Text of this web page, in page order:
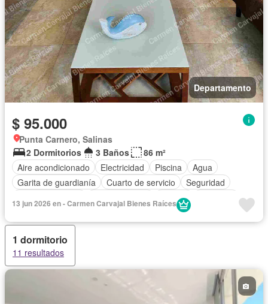
Departamento
$ 95.000
Punta Carnero, Salinas
2 Dormitorios
3 Baños
86 m²
Aire acondicionado
Electricidad Piscina
Agua
Garita de guardianía
Cuarto de servicio
Seguridad
Jacuzzi
Estacionamiento
Vista panorámica
Jardín
Armario empotrado
Completamente amoblado
13 jun 2026 en - Carmen Carvajal Bienes Raíces
1 dormitorio
11 resultados